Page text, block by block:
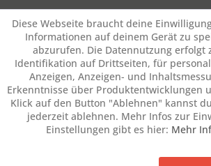
Diese Webseite braucht deine
Informationen auf deinem Gerät zu
abzurufen. Die Datennutzung erfolgt
Identifikation auf Drittseiten, für
Anzeigen, Anzeigen- und
Erkenntnisse über Produktentwicklungen
Klick auf den Button "Ablehnen" kannst
jederzeit ablehnen. Mehr Infos zur
Einstellungen gibt es hier: Mehr